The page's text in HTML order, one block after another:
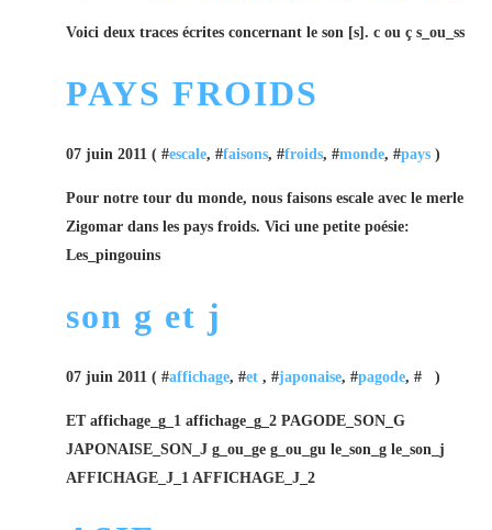
Voici deux traces écrites concernant le son [s]. c ou ç s_ou_ss
PAYS FROIDS
07 juin 2011 ( #escale, #faisons, #froids, #monde, #pays )
Pour notre tour du monde, nous faisons escale avec le merle
Zigomar dans les pays froids. Vici une petite poésie:
Les_pingouins
son g et j
07 juin 2011 ( #affichage, #et , #japonaise, #pagode, # )
ET affichage_g_1 affichage_g_2 PAGODE_SON_G
JAPONAISE_SON_J g_ou_ge g_ou_gu le_son_g le_son_j
AFFICHAGE_J_1 AFFICHAGE_J_2